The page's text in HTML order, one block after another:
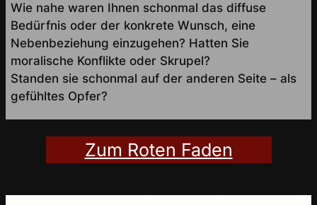
Wie nahe waren Ihnen schonmal das diffuse
Bedürfnis oder der konkrete Wunsch, eine
Nebenbeziehung einzugehen? Hatten Sie
moralische Konflikte oder Skrupel?
Standen sie schonmal auf der anderen Seite – als
gefühltes Opfer?
Zum Roten Faden